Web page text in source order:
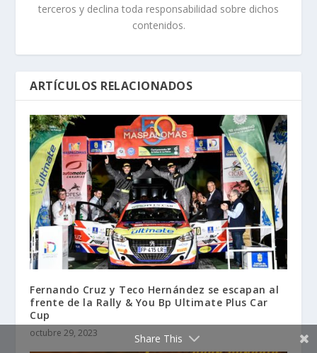
terceros y declina toda responsabilidad sobre dichos
contenidos.
ARTÍCULOS RELACIONADOS
Fernando Cruz y Teco Hernández se escapan al
frente de la Rally & You Bp Ultimate Plus Car
Cup
octubre 29, 2023 Share This